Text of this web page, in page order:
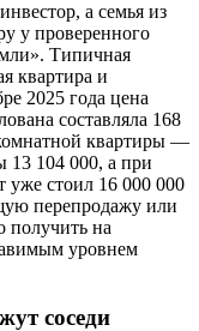
а семья из
у проверенного
Типичная
квартира и
2025 года цена
составляла 168
квартиры —
104 000, а при
уже стоил 16 000 000
перепродажу или
получить на
уровнем
соседи